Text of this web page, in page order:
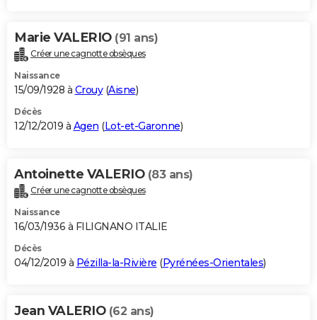
Marie VALERIO (91 ans)
Créer une cagnotte obsèques
Naissance
15/09/1928 à Crouy(Aisne)
Décès
12/12/2019 à Agen (Lot-et-Garonne)
Antoinette VALERIO (83 ans)
Créer une cagnotte obsèques
Naissance
16/03/1936 à FILIGNANO ITALIE
Décès
04/12/2019 à Pézilla-la-Rivière (Pyrénées-Orientales)
Jean VALERIO (62 ans)